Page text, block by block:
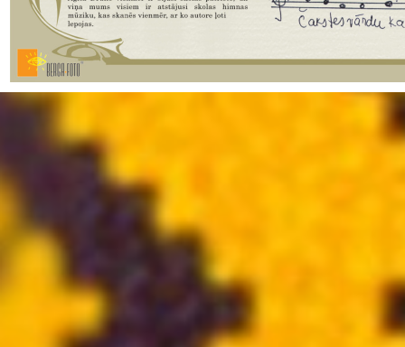
Atgriezties pie satura